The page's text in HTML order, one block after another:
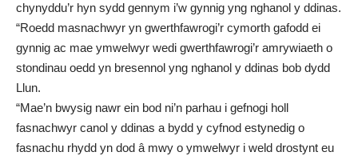
chynyddu’r hyn sydd gennym i’w gynnig yng nghanol y ddinas.
“Roedd masnachwyr yn gwerthfawrogi’r cymorth gafodd ei
gynnig ac mae ymwelwyr wedi gwerthfawrogi’r amrywiaeth o
stondinau oedd yn bresennol yng nghanol y ddinas bob dydd
Llun.
“Mae’n bwysig nawr ein bod ni’n parhau i gefnogi holl
fasnachwyr canol y ddinas a bydd y cyfnod estynedig o
fasnachu rhydd yn dod â mwy o ymwelwyr i weld drostynt eu